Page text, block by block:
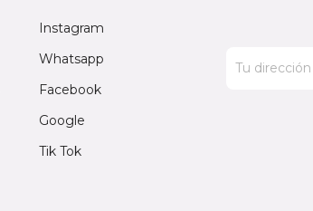
Instagram
Whatsapp
Facebook
Google
Tik Tok